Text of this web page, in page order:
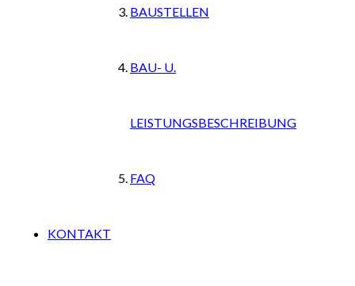
BAUSTELLEN
BAU- U.
LEISTUNGSBESCHREIBUNG
FAQ
KONTAKT